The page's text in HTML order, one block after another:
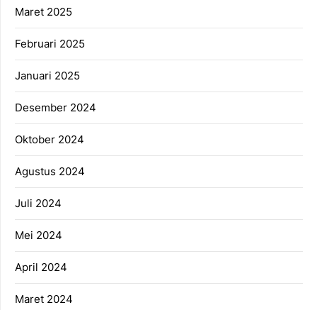
Maret 2025
Februari 2025
Januari 2025
Desember 2024
Oktober 2024
Agustus 2024
Juli 2024
Mei 2024
April 2024
Maret 2024